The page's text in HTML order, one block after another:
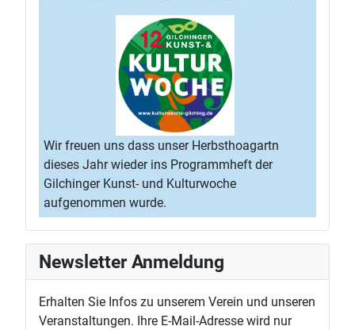
Wir freuen uns dass unser Herbsthoagartn
dieses Jahr wieder ins Programmheft der
Gilchinger Kunst- und Kulturwoche
aufgenommen wurde.
Newsletter Anmeldung
Erhalten Sie Infos zu unserem Verein und unseren
Veranstaltungen. Ihre E-Mail-Adresse wird nur